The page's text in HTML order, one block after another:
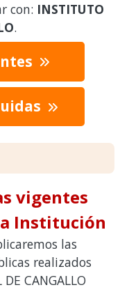
con: INSTITUTO
.
vigentes
Institución
las
realizados
CANGALLO